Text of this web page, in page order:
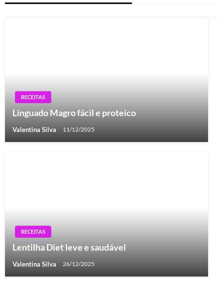
RECEITAS
Linguado Magro fácil e proteico
Valentina Silva 11/12/2025
RECEITAS
Lentilha Diet leve e saudável
Valentina Silva 26/12/2025